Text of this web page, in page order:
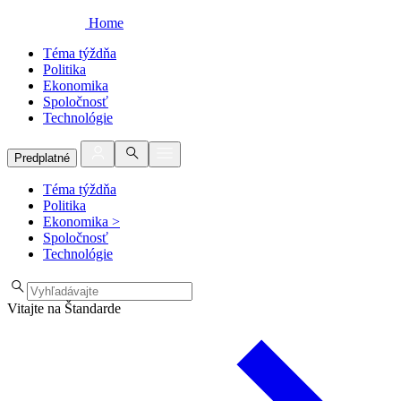
Home
Téma týždňa
Politika
Ekonomika
Spoločnosť
Technológie
Predplatné
Téma týždňa
Politika
Ekonomika >
Spoločnosť
Technológie
Vitajte na Štandarde